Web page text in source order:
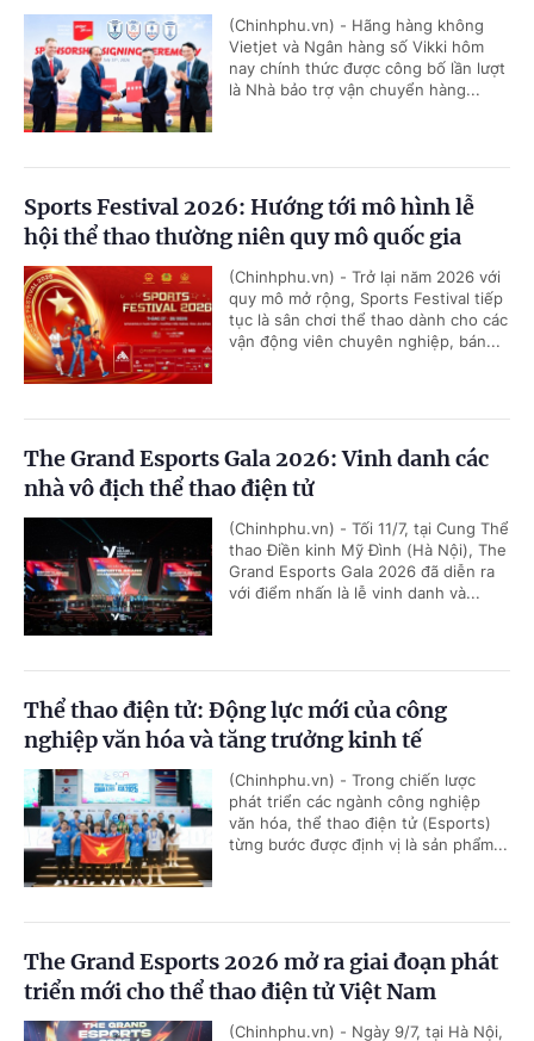
(Chinhphu.vn) - Hãng hàng không
Vietjet và Ngân hàng số Vikki hôm
nay chính thức được công bố lần lượt
là Nhà bảo trợ vận chuyển hàng...
Sports Festival 2026: Hướng tới mô hình lễ
hội thể thao thường niên quy mô quốc gia
(Chinhphu.vn) - Trở lại năm 2026 với
quy mô mở rộng, Sports Festival tiếp
tục là sân chơi thể thao dành cho các
vận động viên chuyên nghiệp, bán...
The Grand Esports Gala 2026: Vinh danh các
nhà vô địch thể thao điện tử
(Chinhphu.vn) - Tối 11/7, tại Cung Thể
thao Điền kinh Mỹ Đình (Hà Nội), The
Grand Esports Gala 2026 đã diễn ra
với điểm nhấn là lễ vinh danh và...
Thể thao điện tử: Động lực mới của công
nghiệp văn hóa và tăng trưởng kinh tế
(Chinhphu.vn) - Trong chiến lược
phát triển các ngành công nghiệp
văn hóa, thể thao điện tử (Esports)
từng bước được định vị là sản phẩm...
The Grand Esports 2026 mở ra giai đoạn phát
triển mới cho thể thao điện tử Việt Nam
(Chinhphu.vn) - Ngày 9/7, tại Hà Nội,